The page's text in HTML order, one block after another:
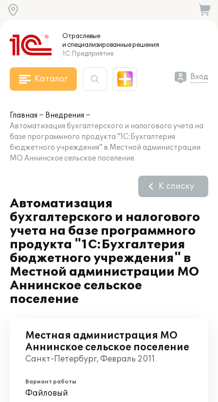
Отраслевые
и специализированныерешения
1С:Предприятие
Каталог Вход
Главная
Внедрения
Автоматизация бухгалтерского и налогового учета на
базе программного продукта "1С:Бухгалтерия
бюджетного учреждения" в Местной администрации
МО Аннинское сельское поселение
Автоматизация
бухгалтерского и налогового
учета на базе программного
продукта "1С:Бухгалтерия
бюджетного учреждения" в
Местной администрации МО
Аннинское сельское
поселение
К списку
Местная администрация МО
Аннинское сельское поселение
Санкт-Петербург, Февраль 2011
Вариант работы
Файловый